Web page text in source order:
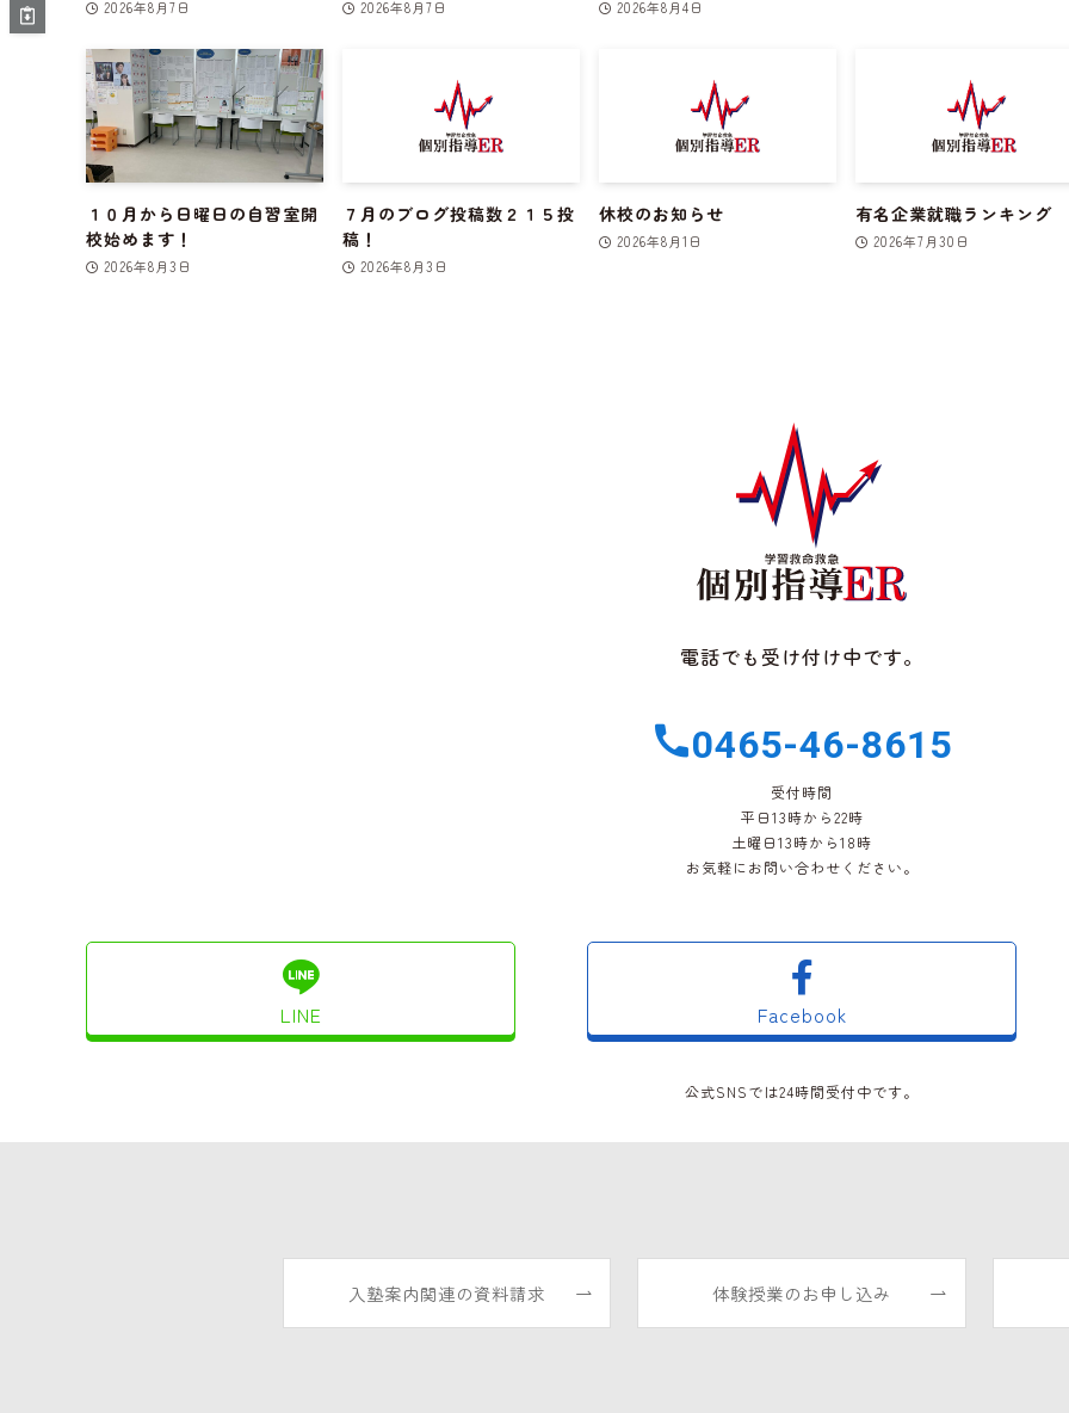
2026年8月7日 2026年8月7日 2026年8月4日
１０月から日曜日の自習室開
校始めます！
2026年8月3日
７月のブログ投稿数２１５投
稿！
2026年8月3日
休校のお知らせ
2026年8月1日
有名企業就職ランキング
2026年7月30日
電話でも受け付け中です。
0465-46-8615
受付時間
平日13時から22時
土曜日13時から18時
お気軽にお問い合わせください。
LINE Facebook
公式SNSでは24時間受付中です。
入塾案内関連の資料請求 体験授業のお申し込み